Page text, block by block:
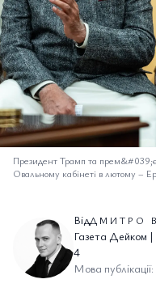
Президент Трамп та
Овальному кабінеті в лютому –
ВідДМИТРО
Газета Дейком
4
Мова